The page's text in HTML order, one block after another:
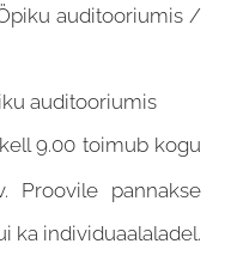
auditooriumis /
auditooriumis
9.00 toimub kogu
Proovile pannakse
ka individuaalaladel.